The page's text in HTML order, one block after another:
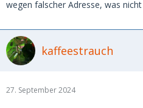
wegen falscher Adresse, was
kaffeestrauch
27. September 2024